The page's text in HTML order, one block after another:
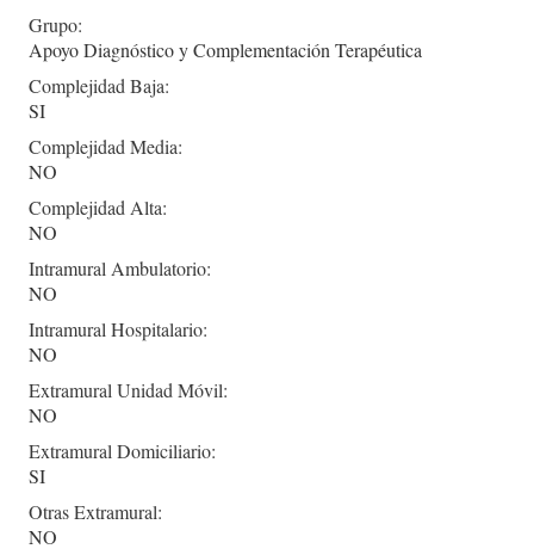
Grupo:
Apoyo Diagnóstico y Complementación Terapéutica
Complejidad Baja:
SI
Complejidad Media:
NO
Complejidad Alta:
NO
Intramural Ambulatorio:
NO
Intramural Hospitalario:
NO
Extramural Unidad Móvil:
NO
Extramural Domiciliario:
SI
Otras Extramural:
NO